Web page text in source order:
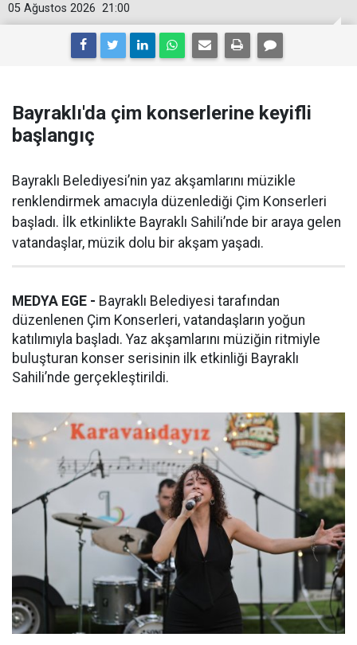
21:00
05 Ağustos 2026
Bayraklı'da çim konserlerine keyifli
başlangıç
Bayraklı Belediyesi’nin yaz akşamlarını müzikle
renklendirmek amacıyla düzenlediği Çim Konserleri
başladı. İlk etkinlikte Bayraklı Sahili’nde bir araya gelen
vatandaşlar, müzik dolu bir akşam yaşadı.
MEDYA EGE - Bayraklı Belediyesi tarafından
düzenlenen Çim Konserleri, vatandaşların yoğun
katılımıyla başladı. Yaz akşamlarını müziğin ritmiyle
buluşturan konser serisinin ilk etkinliği Bayraklı
Sahili’nde gerçekleştirildi.